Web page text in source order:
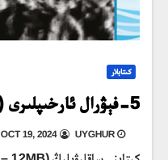
كىتابلار
5-فېۋرال ئارخىپلىرى (2)
OCT 19, 2024 UYGHUR